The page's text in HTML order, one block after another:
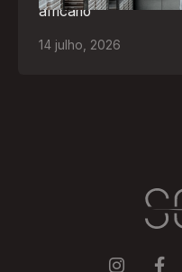
africano
14 julho 2026
 